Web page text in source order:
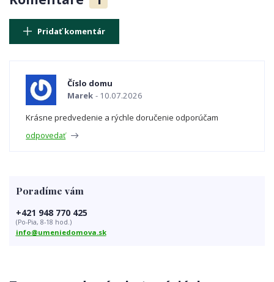
Pridať komentár
Číslo domu
Marek 10.07.2026
Krásne predvedenie a rýchle doručenie odporúčam
odpovedať
Poradíme vám
+421 948 770 425
(Po-Pia, 8-18 hod.)
info@umeniedomova.sk